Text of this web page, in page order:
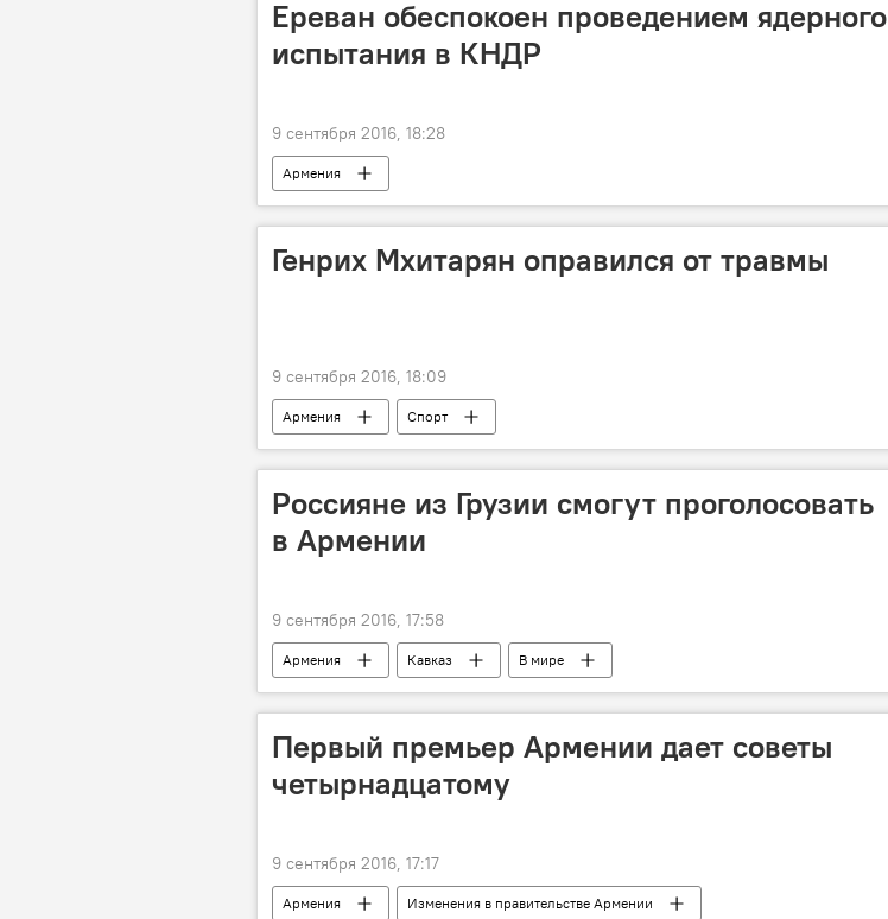
Ереван обеспокоен проведением ядерного
испытания в КНДР
9 сентября 2016, 18:28
Армения
Генрих Мхитарян оправился от травмы
9 сентября 2016, 18:09
Армения Спорт
Россияне из Грузии смогут проголосовать
в Армении
9 сентября 2016, 17:58
Армения Кавказ В мире
Первый премьер Армении дает советы
четырнадцатому
9 сентября 2016, 17:17
Армения Изменения в правительстве Армении